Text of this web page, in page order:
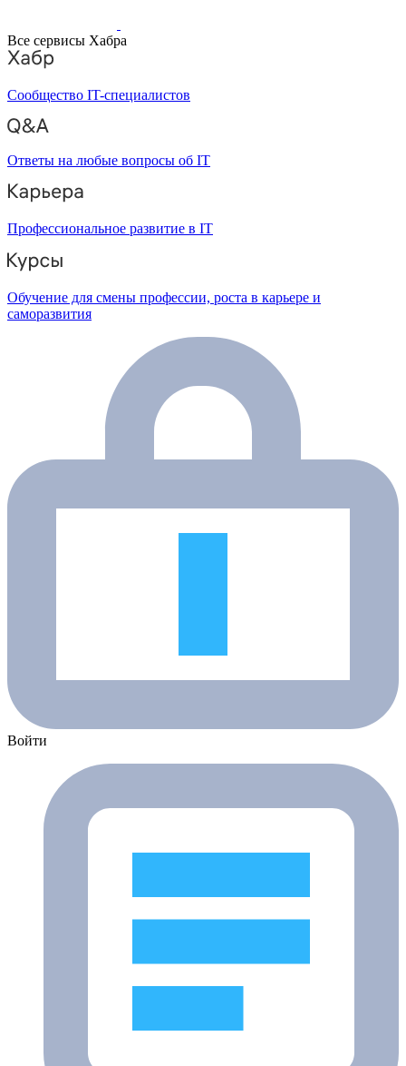
Все сервисы Хабра
Сообщество IT-специалистов
Ответы на любые вопросы об IT
Профессиональное развитие в IT
Обучение для смены профессии, роста в карьере и
саморазвития
Войти